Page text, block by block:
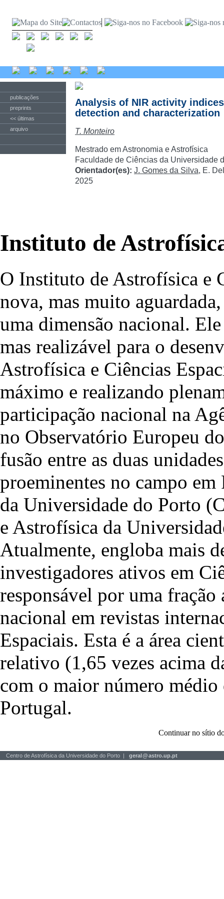
publicações
preprints
<< últimas
arquivo
Analysis of NIR activity
detection and characterization
T. Monteiro
Mestrado em Astronomia e Astrofísica
Faculdade de Ciências da Universidade
Orientador(es): J. Gomes da Silva, E.
2025
Instituto de
O Instituto de Astrofísica e
nova, mas muito
uma dimensão nacional.
mas realizável para o
Astrofísica e Ciências
máximo e realizando
participação nacional na
no Observatório Europeu
fusão entre as duas
proeminentes no campo
da Universidade do Porto
e Astrofísica da
Atualmente, engloba mais
investigadores ativos em
responsável por uma
nacional em revistas
Espaciais. Esta é a área
relativo (1,65 vezes acima
com o maior número
Portugal.
Continuar no sítio
Centro de Astrofísica da Universidade do Porto | geral@astro.up.pt